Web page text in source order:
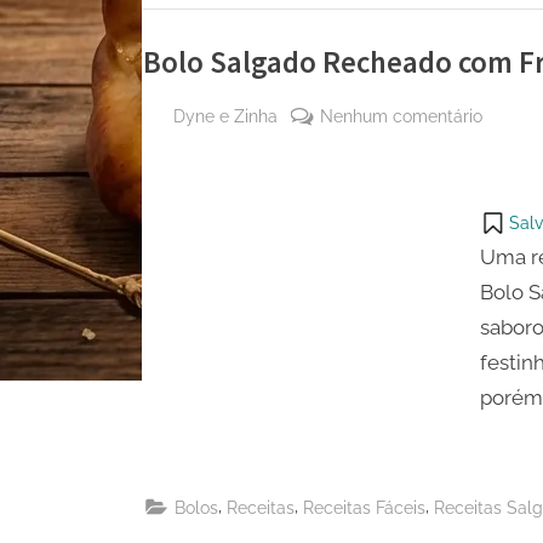
Bolo Salgado Recheado com
on
By
Dyne e Zinha Nenhum comentárioem
com
Frango
Uma
Bolo
Bolos Receitas Receitas Fáceis Receitas